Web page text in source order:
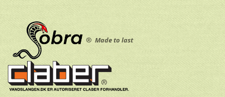
® Made to last